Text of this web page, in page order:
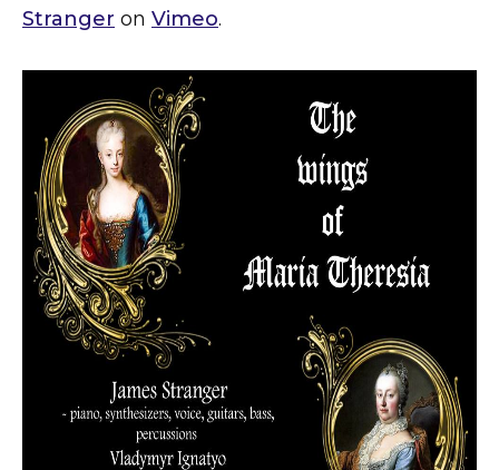
Stranger on Vimeo.